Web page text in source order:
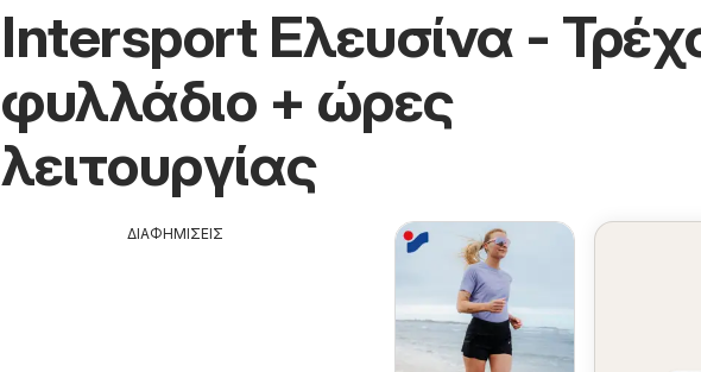
Intersport Ελευσίνα -
φυλλάδιο + ώρες
λειτουργίας
ΔΙΑΦΗΜΙΣΕΙΣ